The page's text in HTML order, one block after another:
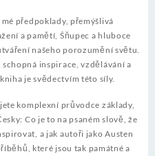
předpoklady, přemýšlivá
a pamětí, Šňupec a hluboce
našeho porozumění světu.
inspirace, vzdělávání a
je svědectvím této síly.
komplexní průvodce základy,
Co je to na psaném slově, že
a jak autoři jako Austen
které jsou tak památné a